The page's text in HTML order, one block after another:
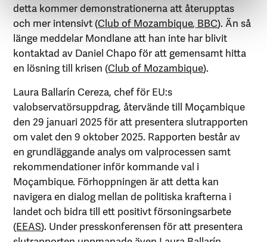
detta kommer demonstrationerna att återupptas
och mer intensivt (Club of Mozambique, BBC). Än så
länge meddelar Mondlane att han inte har blivit
kontaktad av Daniel Chapo för att gemensamt hitta
en lösning till krisen (Club of Mozambique).
Laura Ballarín Cereza, chef för EU:s
valobservatörsuppdrag, återvände till Moçambique
den 29 januari 2025 för att presentera slutrapporten
om valet den 9 oktober 2025. Rapporten består av
en grundläggande analys om valprocessen samt
rekommendationer inför kommande val i
Moçambique. Förhoppningen är att detta kan
navigera en dialog mellan de politiska krafterna i
landet och bidra till ett positivt försoningsarbete
(EEAS). Under presskonferensen för att presentera